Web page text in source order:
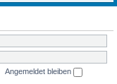
Angemeldet bleiben